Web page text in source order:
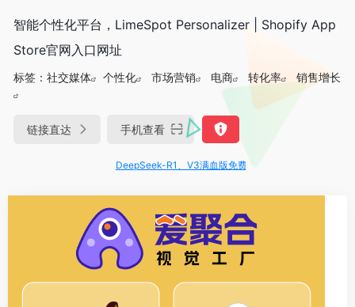
智能个性化平台，LimeSpot Personalizer | Shopify App
Store官网入口网址
标签： 社交媒体 个性化 市场营销 电商 转化率 销售增长
链接直达 手机查看
DeepSeek-R1、V3满血版免费用！- 字节Trae即可编程又可